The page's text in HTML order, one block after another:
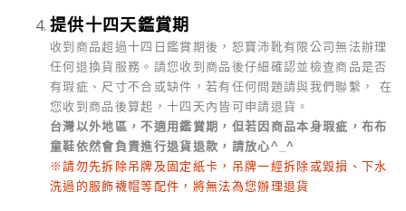
提供十四天鑑賞期
收到商品超過十四日鑑賞期後，恕寶沛靴有限公司無法辦理
任何退換貨服務。請您收到商品後仔細確認並檢查商品是否
有瑕疵、尺寸不合或缺件，若有任何問題請與我們聯繫， 在
您收到商品後算起，十四天內皆可申請退貨。
台灣以外地區，不適用鑑賞期，但若因商品本身瑕疵，布布
童鞋依然會負責進行退貨退款，請放心^_^
※請勿先拆除吊牌及固定紙卡，吊牌一經拆除或毀損、下水
洗過的服飾襪帽等配件，將無法為您辦理退貨